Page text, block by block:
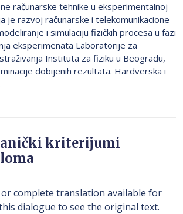
računarske tehnike u eksperimentalnoj
je razvoj računarske i telekomunikacione
i simulaciju fizičkih procesa u fazi
eksperimenata Laboratorije za
Instituta za fiziku u Beogradu,
dobijenih rezultata. Hardverska i
kriterijumi
complete translation available for
dialogue to see the original text.